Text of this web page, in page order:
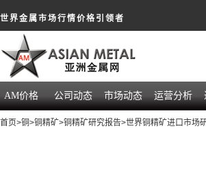
世界金属市场行情价格引领者
AM价格 公司动态 市场动态 运营分析
首页>铜>铜精矿>铜精矿研究报告>世界铜精矿进口市场